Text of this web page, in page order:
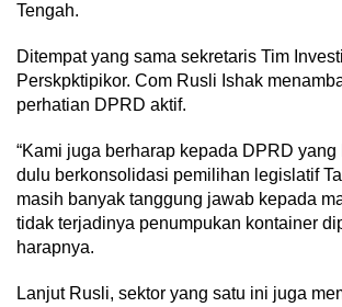
Tengah.
Ditempat yang sama sekretaris Tim
Perskpktipikor. Com Rusli Ishak
perhatian DPRD aktif.
“Kami juga berharap kepada DPRD
dulu berkonsolidasi pemilihan legislatif
masih banyak tanggung jawab kepada
tidak terjadinya penumpukan kontainer
harapnya.
Lanjut Rusli, sektor yang satu ini juga